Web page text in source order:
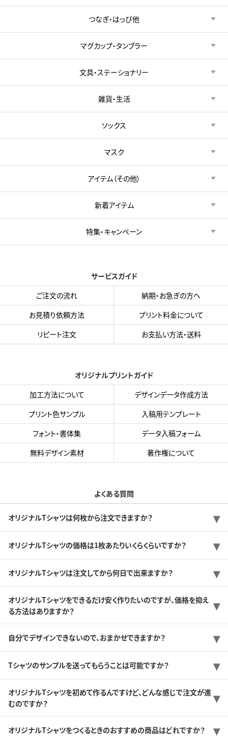
つなぎ・はっぴ他
マグカップ・タンブラー
文具・ステーショナリー
雑貨・生活
ソックス
マスク
アイテム（その他）
新着アイテム
特集・キャンペーン
サービスガイド
ご注文の流れ
納期・お急ぎの方へ
お見積り依頼方法
プリント料金について
リピート注文
お支払い方法・送料
オリジナルプリントガイド
加工方法について
デザインデータ作成方法
プリント色サンプル
入稿用テンプレート
フォント・書体集
データ入稿フォーム
無料デザイン素材
著作権について
よくある質問
オリジナルTシャツは何枚から注文できますか？
オリジナルTシャツの価格は1枚あたりいくらくらいですか？
オリジナルTシャツは注文してから何日で出来ますか？
オリジナルTシャツをできるだけ安く作りたいのですが、価格を抑え
る方法はありますか？
自分でデザインできないので、おまかせできますか？
Tシャツのサンプルを送ってもらうことは可能ですか？
オリジナルTシャツを初めて作るんですけど、どんな感じで注文が進
むのですか？
オリジナルTシャツをつくるときのおすすめの商品はどれですか？